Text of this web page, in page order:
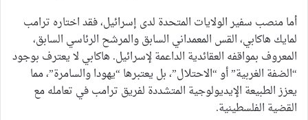
أما منصب سفير الولايات المتحدة لدى إسرائيل، فقد اختاره ترامب
لمايك هاكابي، القس المعمداني السابق والمرشح الرئاسي السابق،
المعروف بمواقفه العقائدية الداعمة لإسرائيل. هاكابي لا يعترف بوجود
“الضفة الغربية” أو “الاحتلال”، بل يعتبرها “يهودا والسامرة”، مما
يعزز الطبيعة الإيديولوجية المتشددة لفريق ترامب في تعامله مع
القضية الفلسطينية.